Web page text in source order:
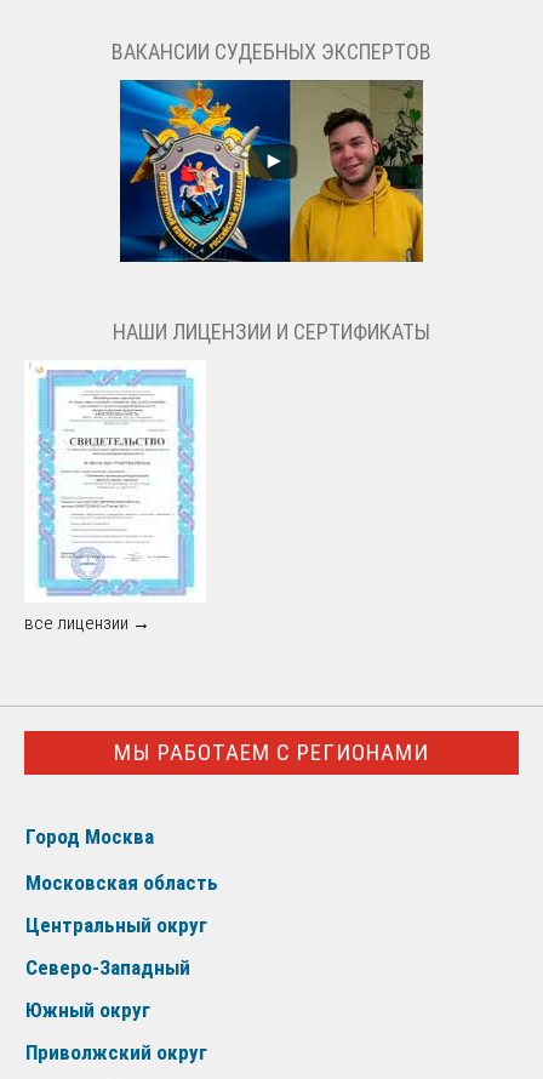
ВАКАНСИИ СУДЕБНЫХ ЭКСПЕРТОВ
НАШИ ЛИЦЕНЗИИ И СЕРТИФИКАТЫ
все лицензии →
МЫ РАБОТАЕМ С РЕГИОНАМИ
Город Москва
Московская область
Центральный округ
Северо-Западный
Южный округ
Приволжский округ